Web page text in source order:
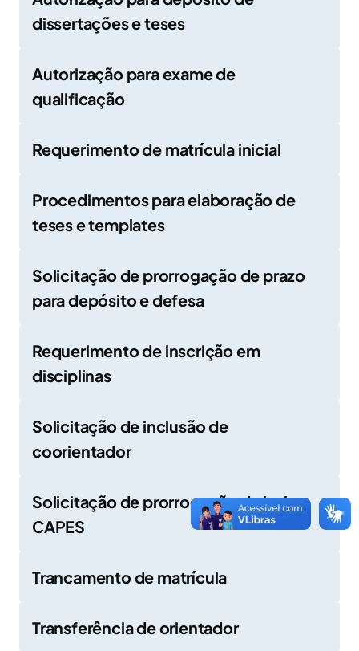
dissertações e teses
Autorização para exame de
qualificação
Requerimento de matrícula inicial
Procedimentos para elaboração de
teses e templates
Solicitação de prorrogação de prazo
para depósito e defesa
Requerimento de inscrição em
disciplinas
Solicitação de inclusão de
coorientador
Solicitação de prorrogação de bolsa
CAPES
Trancamento de matrícula
Transferência de orientador